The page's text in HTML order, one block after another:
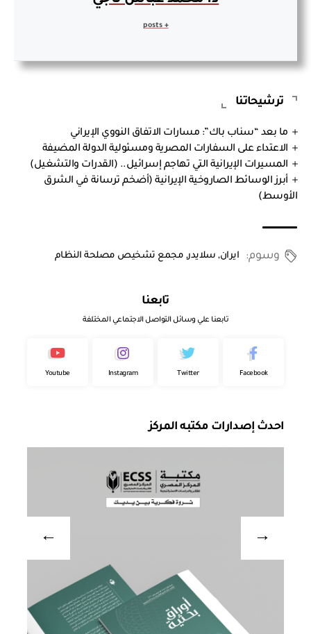
ترشيحاتنا
ما بعد “سناب باك”: مسارات الاتفاق النووي الإيراني
الاعتداء على السفارات المصرية ومسئولية الدولة المضيفة
المسيرات الإيرانية التي تهاجم إسرائيل.. (القدرات والتشغيل)
أبرز الوسائط الصاروخية الإيرانية (أضخم ترسانة في الشرق
الأوسط)
وسوم: ايران,سلايدر,مجمع تشخيص مصلحة النظام
تابعنا
تابعنا علي وسائل التواصل الاجتماعي المختلفة
Facebook
Twitter
Instagram
Youtube
احدث إصدارات مكتبه المركز